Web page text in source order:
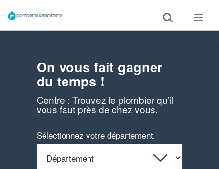
Toggle
search
Toggle
On vous fait gagner
du temps !
Centre : Trouvez le plombier qu’il
vous faut près de chez vous.
Sélectionnez votre département.